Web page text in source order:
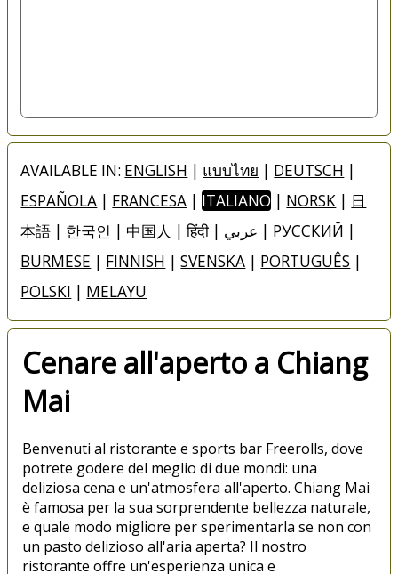
AVAILABLE IN: ENGLISH | แบบไทย | DEUTSCH |
ESPAÑOLA | FRANCESA | ITALIANO | NORSK | 日
本語 | 한국인 | 中国人 |हिंदी | عربي | РУССКИЙ |
BURMESE | FINNISH |SVENSKA | PORTUGUÊS |
POLSKI | MELAYU
Cenare all'aperto a Chiang
Mai
Benvenuti al ristorante e sports bar Freerolls, dove
potrete godere del meglio di due mondi: una
deliziosa cena e un'atmosfera all'aperto. Chiang Mai
è famosa per la sua sorprendente bellezza naturale,
e quale modo migliore per sperimentarla se non con
un pasto delizioso all'aria aperta? Il nostro
ristorante offre un'esperienza unica e